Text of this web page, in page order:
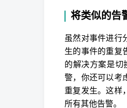
将类似的告
虽然对事件进行
生的事件的重复
的解决方案是切
警，你还可以考
重复发生。这样
所有其他告警。